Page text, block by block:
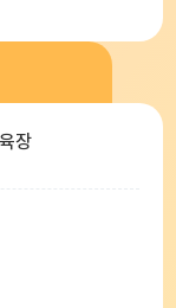
장